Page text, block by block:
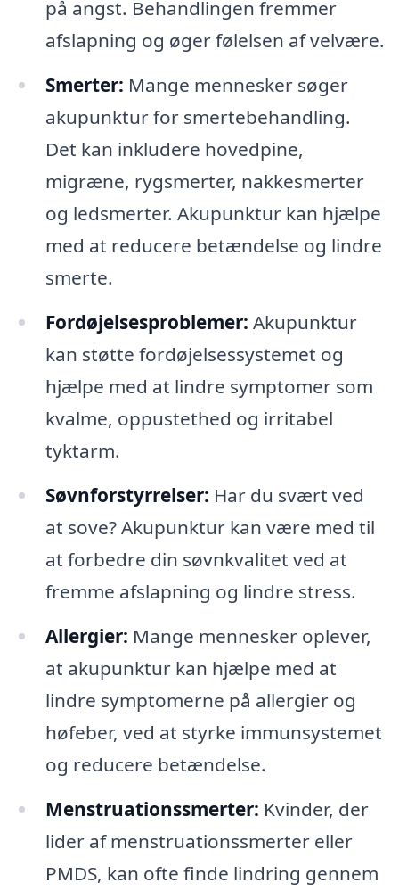
på angst. Behandlingen fremmer
afslapning og øger følelsen af velvære.
Smerter: Mange mennesker søger
akupunktur for smertebehandling.
Det kan inkludere hovedpine,
migræne, rygsmerter, nakkesmerter
og ledsmerter. Akupunktur kan hjælpe
med at reducere betændelse og lindre
smerte.
Fordøjelsesproblemer: Akupunktur
kan støtte fordøjelsessystemet og
hjælpe med at lindre symptomer som
kvalme, oppustethed og irritabel
tyktarm.
Søvnforstyrrelser: Har du svært ved
at sove? Akupunktur kan være med til
at forbedre din søvnkvalitet ved at
fremme afslapning og lindre stress.
Allergier: Mange mennesker oplever,
at akupunktur kan hjælpe med at
lindre symptomerne på allergier og
høfeber, ved at styrke immunsystemet
og reducere betændelse.
Menstruationssmerter: Kvinder, der
lider af menstruationssmerter eller
PMDS, kan ofte finde lindring gennem